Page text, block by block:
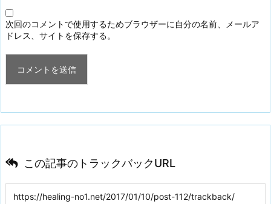
次回のコメントで使用するためブラウザーに自分の名前、メールア
ドレス、サイトを保存する。
この記事のトラックバックURL